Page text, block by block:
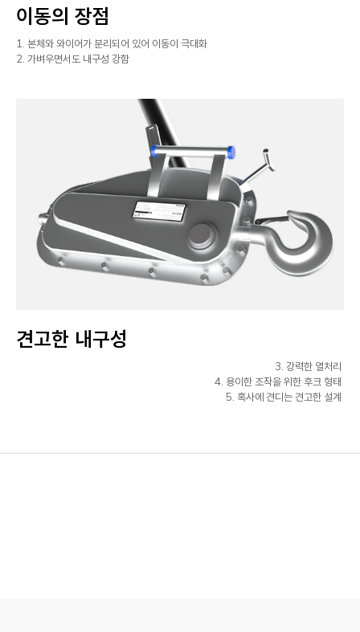
이동의 장점
1. 본체와 와이어가 분리되어 있어 이동이 극대화
2. 가벼우면서도 내구성 강함
견고한 내구성
3. 강력한 열처리
4. 용이한 조작을 위한 후크 형태
5. 혹사에 견디는 견고한 설계